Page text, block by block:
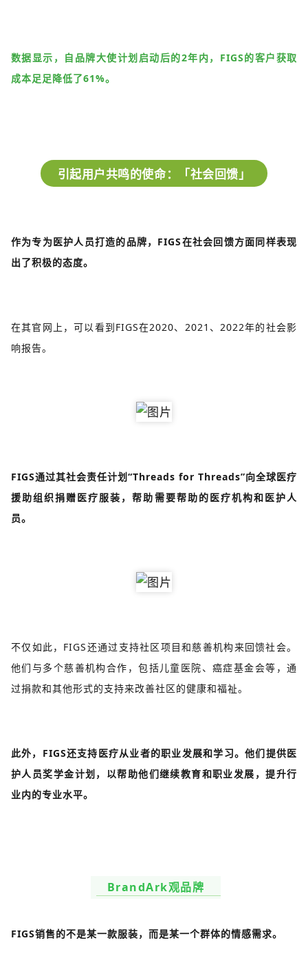
数据显示，自品牌大使计划启动后的2年内，FIGS的客户获取
成本足足降低了61%。
引起用户共鸣的使命：「社会回馈」
作为专为医护人员打造的品牌，FIGS在社会回馈方面同样表现
出了积极的态度。
在其官网上，可以看到FIGS在2020、2021、2022年的社会影
响报告。
FIGS通过其社会责任计划“Threads for Threads”向全球医疗
援助组织捐赠医疗服装，帮助需要帮助的医疗机构和医护人
员。
不仅如此，FIGS还通过支持社区项目和慈善机构来回馈社会。
他们与多个慈善机构合作，包括儿童医院、癌症基金会等，通
过捐款和其他形式的支持来改善社区的健康和福祉。
此外，FIGS还支持医疗从业者的职业发展和学习。他们提供医
护人员奖学金计划，以帮助他们继续教育和职业发展，提升行
业内的专业水平。
BrandArk观品牌
FIGS销售的不是某一款服装，而是某一个群体的情感需求。